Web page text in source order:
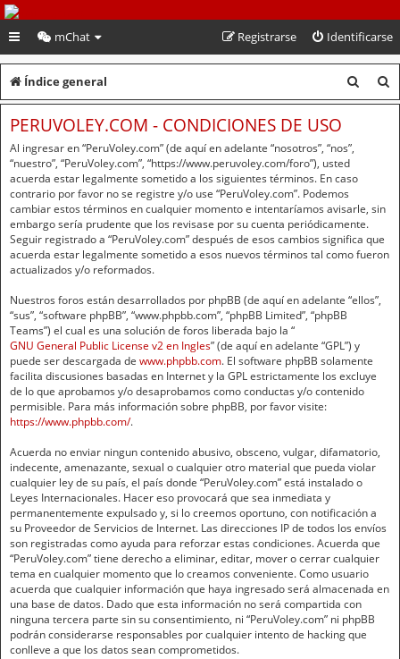
PeruVoley.com
mChat Identificarse
Registrarse
Índice general
u
u
r
PERUVOLEY.COM - CONDICIONES DE USO
Al ingresar en “PeruVoley.com” (de aquí en adelante “nosotros”, “nos”,
“nuestro”, “PeruVoley.com”, “https://www.peruvoley.com/foro”), usted
acuerda estar legalmente sometido a los siguientes términos. En caso
contrario por favor no se registre y/o use “PeruVoley.com”. Podemos
cambiar estos términos en cualquier momento e intentaríamos avisarle, sin
embargo sería prudente que los revisase por su cuenta periódicamente.
Seguir registrado a “PeruVoley.com” después de esos cambios significa que
acuerda estar legalmente sometido a esos nuevos términos tal como fueron
actualizados y/o reformados.
Nuestros foros están desarrollados por phpBB (de aquí en adelante “ellos”,
“sus”, “software phpBB”, “www.phpbb.com”, “phpBB Limited”, “phpBB
Teams”) el cual es una solución de foros liberada bajo la “
GNU General Public License v2 en Ingles” (de aquí en adelante “GPL”) y
puede ser descargada de www.phpbb.com. El software phpBB solamente
facilita discusiones basadas en Internet y la GPL estrictamente los excluye
de lo que aprobamos y/o desaprobamos como conductas y/o contenido
permisible. Para más información sobre phpBB, por favor visite:
https://www.phpbb.com/.
Acuerda no enviar ningun contenido abusivo, obsceno, vulgar, difamatorio,
indecente, amenazante, sexual o cualquier otro material que pueda violar
cualquier ley de su país, el país donde “PeruVoley.com” está instalado o
Leyes Internacionales. Hacer eso provocará que sea inmediata y
permanentemente expulsado y, si lo creemos oportuno, con notificación a
su Proveedor de Servicios de Internet. Las direcciones IP de todos los envíos
son registradas como ayuda para reforzar estas condiciones. Acuerda que
“PeruVoley.com” tiene derecho a eliminar, editar, mover o cerrar cualquier
tema en cualquier momento que lo creamos conveniente. Como usuario
acuerda que cualquier información que haya ingresado será almacenada en
una base de datos. Dado que esta información no será compartida con
ninguna tercera parte sin su consentimiento, ni “PeruVoley.com” ni phpBB
podrán considerarse responsables por cualquier intento de hacking que
conlleve a que los datos sean comprometidos.